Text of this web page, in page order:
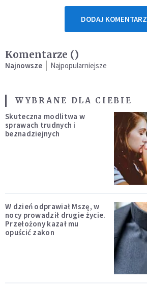
DODAJ KOMENTARZ
Komentarze ()
Najnowsze Najpopularniejsze
WYBRANE DLA CIEBIE
Skuteczna modlitwa w
sprawach trudnych i
beznadziejnych
W dzień odprawiał Mszę, w
nocy prowadził drugie życie.
Przełożony kazał mu
opuścić zakon